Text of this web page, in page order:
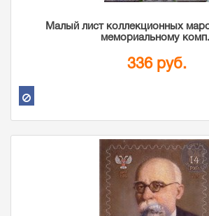
Малый лист коллекционных
мемориальному
336 руб.